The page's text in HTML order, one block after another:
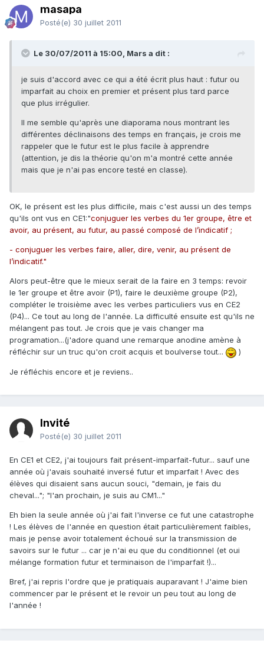
masapa
Posté(e) 30 juillet 2011
Le 30/07/2011 à 15:00, Mars a dit :
je suis d'accord avec ce qui a été écrit plus haut : futur ou
imparfait au choix en premier et présent plus tard parce
que plus irrégulier.
Il me semble qu'après une diaporama nous montrant les
différentes déclinaisons des temps en français, je crois me
rappeler que le futur est le plus facile à apprendre
(attention, je dis la théorie qu'on m'a montré cette année
mais que je n'ai pas encore testé en classe).
OK, le présent est les plus difficile, mais c'est aussi un des temps
qu'ils ont vus en CE1:"conjuguer les verbes du 1er groupe, être et
avoir, au présent, au futur, au passé composé de l’indicatif ;
- conjuguer les verbes faire, aller, dire, venir, au présent de
l’indicatif."
Alors peut-être que le mieux serait de la faire en 3 temps: revoir
le 1er groupe et être avoir (P1), faire le deuxième groupe (P2),
compléter le troisième avec les verbes particuliers vus en CE2
(P4)... Ce tout au long de l'année. La difficulté ensuite est qu'ils ne
mélangent pas tout. Je crois que je vais changer ma
programation...(j'adore quand une remarque anodine amène à
réfléchir sur un truc qu'on croit acquis et boulverse tout...
)
Je réfléchis encore et je reviens..
Invité
Posté(e) 30 juillet 2011
En CE1 et CE2, j'ai toujours fait présent-imparfait-futur... sauf une
année où j'avais souhaité inversé futur et imparfait ! Avec des
élèves qui disaient sans aucun souci, "demain, je fais du
cheval..."; "l'an prochain, je suis au CM1..."
Eh bien la seule année où j'ai fait l'inverse ce fut une catastrophe
! Les élèves de l'année en question était particulièrement faibles,
mais je pense avoir totalement échoué sur la transmission de
savoirs sur le futur ... car je n'ai eu que du conditionnel (et oui
mélange formation futur et terminaison de l'imparfait !)...
Bref, j'ai repris l'ordre que je pratiquais auparavant ! J'aime bien
commencer par le présent et le revoir un peu tout au long de
l'année !